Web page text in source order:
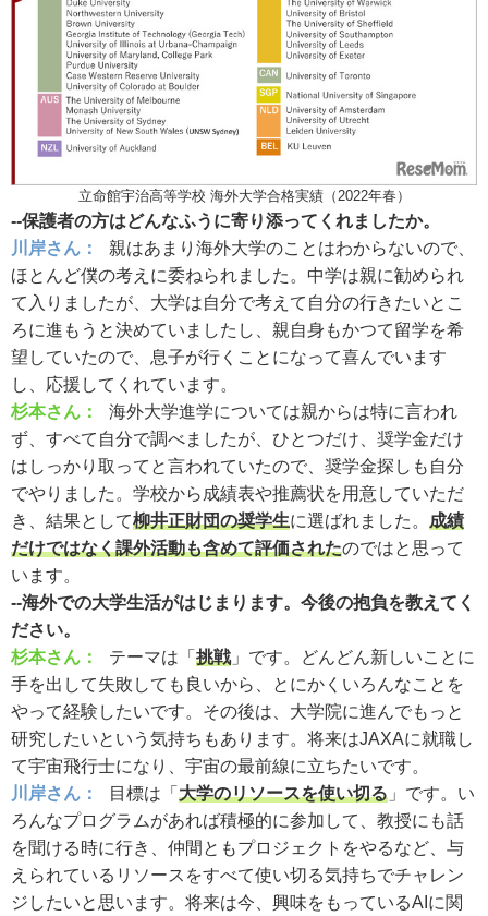
立命館宇治高等学校 海外大学合格実績（2022年春）
--保護者の方はどんなふうに寄り添ってくれましたか。
川岸さん：
親はあまり海外大学のことはわからないので、
ほとんど僕の考えに委ねられました。中学は親に勧められ
て入りましたが、大学は自分で考えて自分の行きたいとこ
ろに進もうと決めていましたし、親自身もかつて留学を希
望していたので、息子が行くことになって喜んでいます
し、応援してくれています。
杉本さん：
海外大学進学については親からは特に言われ
ず、すべて自分で調べましたが、ひとつだけ、奨学金だけ
はしっかり取ってと言われていたので、奨学金探しも自分
でやりました。学校から成績表や推薦状を用意していただ
き、結果として柳井正財団の奨学生に選ばれました。 成績
だけではなく課外活動も含めて評価されたのではと思って
います。
--海外での大学生活がはじまります。今後の抱負を教えてく
ださい。
杉本さん：
テーマは「 挑戦」です。どんどん新しいことに
手を出して失敗しても良いから、とにかくいろんなことを
やって経験したいです。その後は、大学院に進んでもっと
研究したいという気持ちもあります。将来はJAXAに就職し
て宇宙飛行士になり、宇宙の最前線に立ちたいです。
川岸さん：
目標は「 大学のリソースを使い切る 」です。い
ろんなプログラムがあれば積極的に参加して、教授にも話
を聞ける時に行き、仲間ともプロジェクトをやるなど、与
えられているリソースをすべて使い切る気持ちでチャレン
ジしたいと思います。将来は今、興味をもっているAIに関